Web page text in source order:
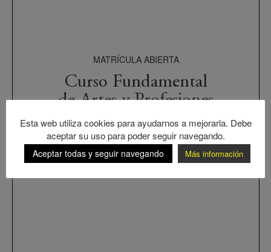
MATRÍCULA ABIERTA
Curso Fundamental
de Artes y Profesiones
Artísticas
Más Información
Esta web utiliza cookies para ayudarnos a mejorarla. Debe
aceptar su uso para poder seguir navegando.
Aceptar todas y seguir navegando Más información